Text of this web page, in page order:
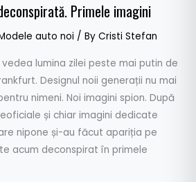
Primele imagini
auto noi / By Cristi Stefan
lumina zilei peste mai putin de
Designul noii generații nu mai
nimeni. Noi imagini spion. După
și chiar imagini dedicate
nipone și-au făcut apariția pe
acum deconspirat în primele